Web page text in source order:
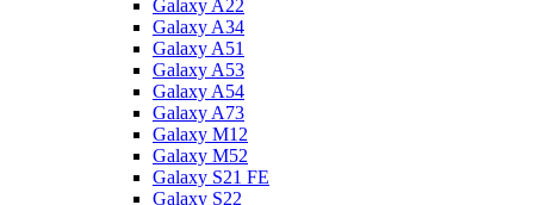
Galaxy A22
Galaxy A34
Galaxy A51
Galaxy A53
Galaxy A54
Galaxy A73
Galaxy M12
Galaxy M52
Galaxy S21 FE
Galaxy S22